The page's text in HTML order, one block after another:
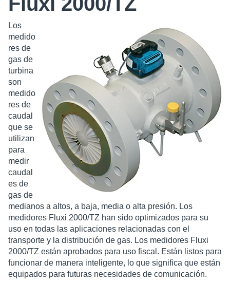
Los
medido
res de
gas de
turbina
son
medido
res de
caudal
que se
utilizan
para
medir
caudal
es de
gas de
medianos a altos, a baja, media o alta presión. Los
medidores Fluxi 2000/TZ han sido optimizados para su
uso en todas las aplicaciones relacionadas con el
transporte y la distribución de gas. Los medidores Fluxi
2000/TZ están aprobados para uso fiscal. Están listos para
funcionar de manera inteligente, lo que significa que están
equipados para futuras necesidades de comunicación.